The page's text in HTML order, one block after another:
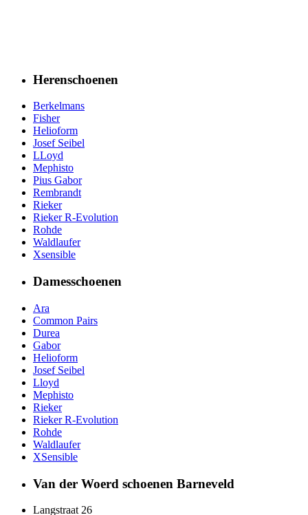
Herenschoenen
Berkelmans
Fisher
Helioform
Josef Seibel
LLoyd
Mephisto
Pius Gabor
Rembrandt
Rieker
Rieker R-Evolution
Rohde
Waldlaufer
Xsensible
Damesschoenen
Ara
Common Pairs
Durea
Gabor
Helioform
Josef Seibel
Lloyd
Mephisto
Rieker
Rieker R-Evolution
Rohde
Waldlaufer
XSensible
Van der Woerd schoenen Barneveld
Langstraat 26